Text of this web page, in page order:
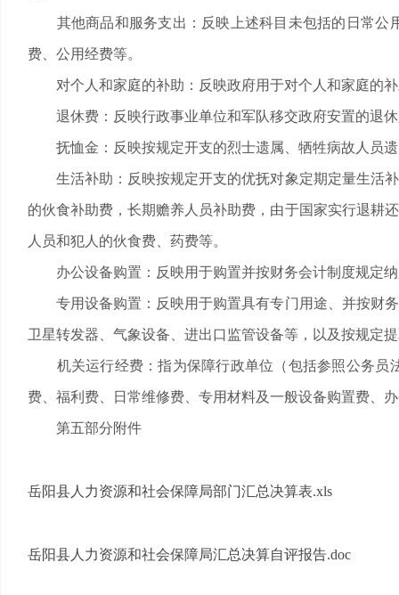
其他商品和服务支出：反映上述科目未包括的日常公
费、公用经费等。
对个人和家庭的补助：反映政府用于对个人和家庭的补
退休费：反映行政事业单位和军队移交政府安置的退休
抚恤金：反映按规定开支的烈士遗属、牺牲病故人员遗
生活补助：反映按规定开支的优抚对象定期定量生活补
的伙食补助费，长期赡养人员补助费，由于国家实行退耕
人员和犯人的伙食费、药费等。
办公设备购置：反映用于购置并按财务会计制度规定纳
专用设备购置：反映用于购置具有专门用途、并按财务
卫星转发器、气象设备、进出口监管设备等，以及按规定
机关运行经费：指为保障行政单位（包括参照公务员
费、福利费、日常维修费、专用材料及一般设备购置费、
第五部分附件
岳阳县人力资源和社会保障局部门汇总决算表.xls
岳阳县人力资源和社会保障局汇总决算自评报告.doc